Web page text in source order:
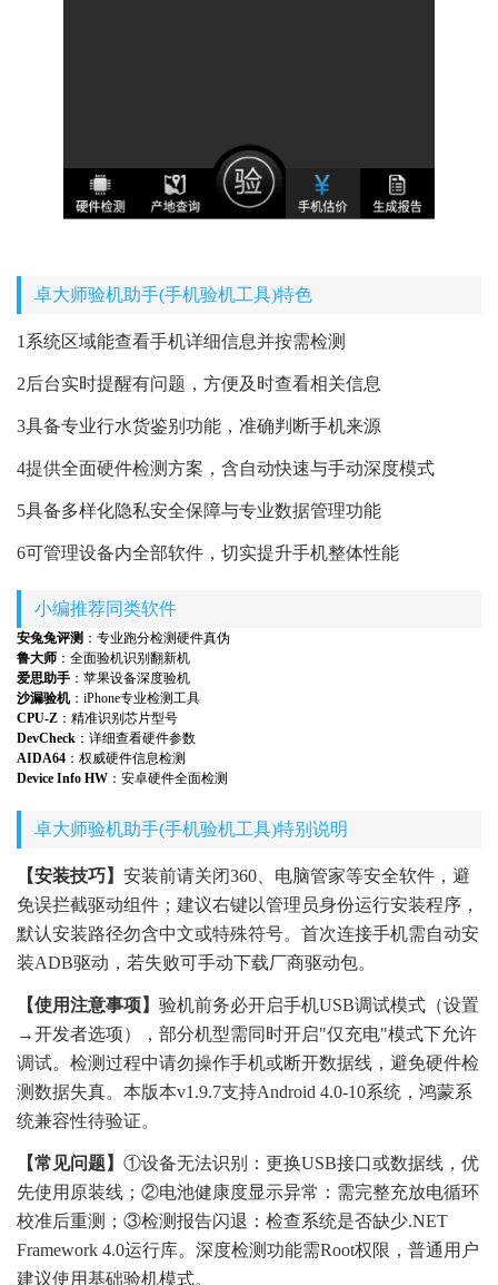
卓大师验机助手(手机验机工具)特色
1系统区域能查看手机详细信息并按需检测
2后台实时提醒有问题，方便及时查看相关信息
3具备专业行水货鉴别功能，准确判断手机来源
4提供全面硬件检测方案，含自动快速与手动深度模式
5具备多样化隐私安全保障与专业数据管理功能
6可管理设备内全部软件，切实提升手机整体性能
小编推荐同类软件
安兔兔评测 ：专业跑分检测硬件真伪
鲁大师 ：全面验机识别翻新机
爱思助手 ：苹果设备深度验机
沙漏验机：iPhone专业检测工具
CPU-Z ：精准识别芯片型号
DevCheck ：详细查看硬件参数
AIDA64 ：权威硬件信息检测
Device Info HW ：安卓硬件全面检测
卓大师验机助手(手机验机工具)特别说明
【安装技巧】 安装前请关闭360、电脑管家等安全软件，避
免误拦截驱动组件；建议右键以管理员身份运行安装程序，
默认安装路径勿含中文或特殊符号。首次连接手机需自动安
装ADB驱动，若失败可手动下载厂商驱动包。
【使用注意事项】 验机前务必开启手机USB调试模式（设置
→开发者选项），部分机型需同时开启"仅充电"模式下允许
调试。检测过程中请勿操作手机或断开数据线，避免硬件检
测数据失真。本版本v1.9.7支持Android 4.0-10系统，鸿蒙系
统兼容性待验证。
【常见问题】 ①设备无法识别：更换USB接口或数据线，优
先使用原装线；②电池健康度显示异常：需完整充放电循环
校准后重测；③检测报告闪退：检查系统是否缺少.NET
Framework 4.0运行库。深度检测功能需Root权限，普通用户
建议使用基础验机模式。